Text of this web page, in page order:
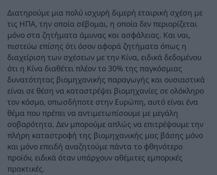
Διατηρούμε μια πολύ ισχυρή διμερή εταιρική σχέση με
τις ΗΠΑ, την οποία σέβομαι, η οποία δεν περιορίζεται
μόνο στα ζητήματα άμυνας και ασφάλειας. Και ναι,
πιστεύω επίσης ότι όσον αφορά ζητήματα όπως η
διαχείριση των σχέσεων με την Κίνα, ειδικά δεδομένου
ότι η Κίνα διαθέτει πλέον το 30% της παγκόσμιας
δυνατότητας βιομηχανικής παραγωγής και ουσιαστικά
είναι σε θέση να καταστρέψει βιομηχανίες σε ολόκληρο
τον κόσμο, οπωσδήποτε στην Ευρώπη, αυτό είναι ένα
θέμα που πρέπει να αντιμετωπίσουμε με μεγάλη
σοβαρότητα. Δεν μπορούμε απλώς να επιτρέψουμε την
πλήρη καταστροφή της βιομηχανικής μας βάσης μόνο
και μόνο επειδή αναζητούμε πάντα το φθηνότερο
προϊόν, ειδικά όταν υπάρχουν αθέμιτες εμπορικές
πρακτικές.